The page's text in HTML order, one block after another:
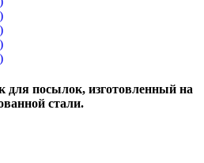
посылок, изготовленный на
стали.